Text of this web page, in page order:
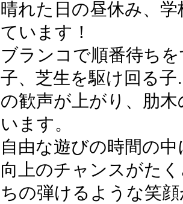
晴れた日の昼休み、
ています！
ブランコで順番待ち
子、芝生を駆け回る
の歓声が上がり、肋
います。
自由な遊びの時間の
向上のチャンスがた
ちの弾けるような笑